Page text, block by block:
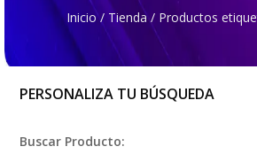
Inicio/ Tienda/ Productos
PERSONALIZA TU BÚSQUEDA
Buscar Producto: